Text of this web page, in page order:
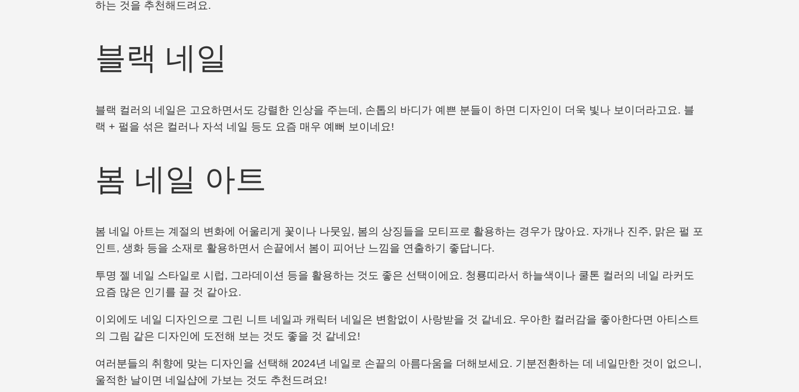
하는 것을 추천해드려요.
블랙 네일
블랙 컬러의 네일은 고요하면서도 강렬한 인상을 주는데, 손톱의 바디가 예쁜 분들이 하면 디자인이 더욱 빛나 보이더라고요. 블
랙 + 펄을 섞은 컬러나 자석 네일 등도 요즘 매우 예뻐 보이네요!
봄 네일 아트
봄 네일 아트는 계절의 변화에 어울리게 꽃이나 나뭇잎, 봄의 상징들을 모티프로 활용하는 경우가 많아요. 자개나 진주, 맑은 펄 포
인트, 생화 등을 소재로 활용하면서 손끝에서 봄이 피어난 느낌을 연출하기 좋답니다.
투명 젤 네일 스타일로 시럽, 그라데이션 등을 활용하는 것도 좋은 선택이에요. 청룡띠라서 하늘색이나 쿨톤 컬러의 네일 라커도
요즘 많은 인기를 끌 것 같아요.
이외에도 네일 디자인으로 그린 니트 네일과 캐릭터 네일은 변함없이 사랑받을 것 같네요. 우아한 컬러감을 좋아한다면 아티스트
의 그림 같은 디자인에 도전해 보는 것도 좋을 것 같네요!
여러분들의 취향에 맞는 디자인을 선택해 2024년 네일로 손끝의 아름다움을 더해보세요. 기분전환하는 데 네일만한 것이 없으니,
울적한 날이면 네일샵에 가보는 것도 추천드려요!